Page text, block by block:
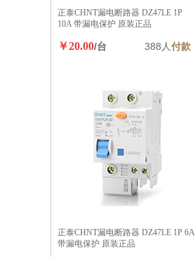
正泰CHNT漏电断路器 DZ47LE 1P
10A 带漏电保护 原装正品
￥20.00/台 388人付款
正泰CHNT漏电断路器 DZ47LE 1P 6A
带漏电保护 原装正品